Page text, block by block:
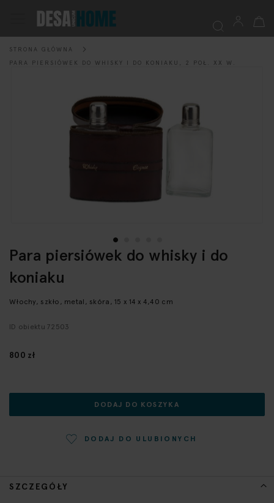
Mój
STRONA GŁÓWNA
PARA PIERSIÓWEK DO WHISKY I DO KONIAKU, 2 POŁ. XX W.
Przejdź
Przejdź
początek
SZCZEGÓŁY
Włochy, szkło, metal, skóra, 15 x 14 x 4,40 cm
Para piersiówek do whisky i do
koniaku
ID obiektu 72503
800 zł
DODAJ DO KOSZYKA
DODAJ DO ULUBIONYCH